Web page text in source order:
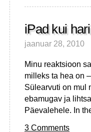
iPad kui
jaanuar 28, 2010
Minu reaktsioon
milleks ta hea on
Sülearvuti on mul
ebamugav ja
Päevalehele. In
3 Comments